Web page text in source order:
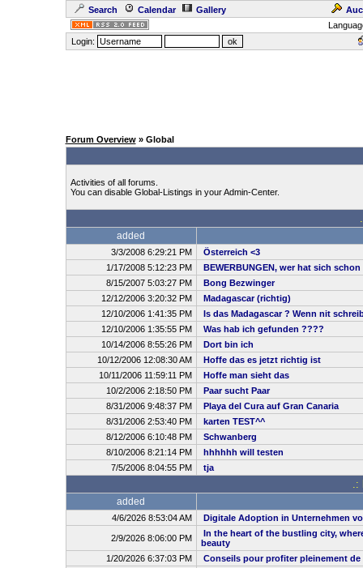
Search Calendar Gallery
Login:
Forum Overview» Global
Activities of all forums.
You can disable Global-Listings in your Admin-Center.
added
3/3/2008 6:29:21 PM
Österreich <3
1/17/2008 5:12:23 PM
BEWERBUNGEN, wer hat sich
8/15/2007 5:03:27 PM
Bong Bezwinger
12/12/2006 3:20:32 PM
Madagascar (richtig)
12/10/2006 1:41:35 PM
Is das Madagascar ? Wenn nit
12/10/2006 1:35:55 PM
Was hab ich gefunden ????
10/14/2006 8:55:26 PM
Dort bin ich
10/12/2006 12:08:30 AM
Hoffe das es jetzt richtig ist
10/11/2006 11:59:11 PM
Hoffe man sieht das
10/2/2006 2:18:50 PM
Paar sucht Paar
8/31/2006 9:48:37 PM
Playa del Cura auf Gran Canaria
8/31/2006 2:53:40 PM
karten TEST^^
8/12/2006 6:10:48 PM
Schwanberg
8/10/2006 8:21:14 PM
hhhhhh will testen
7/5/2006 8:04:55 PM
tja
.:
added
4/6/2026 8:53:04 AM Digitale Adoption in Unternehmen
2/9/2026 8:06:00 PM
In the heart of the bustling city,
beauty
1/20/2026 6:37:03 PM
Conseils pour profiter pleinement de